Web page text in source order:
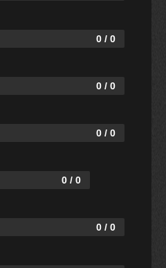
0 / 0
0 / 0
0 / 0
0 / 0
0 / 0